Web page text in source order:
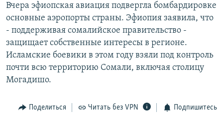
СИБИРЬ.РЕАЛИИ
РАСПИСАНИЕ ВЕЩАНИЯ
ПОДПИШИТЕСЬ НА РАССЫЛКУ
СОЦИАЛЬНЫЕ СЕТИ
Вчера эфиопская авиация подвергла бомбардировке
основные аэропорты страны. Эфиопия заявила, что
- поддерживая сомалийское правительство -
защищает собственные интересы в регионе.
Исламские боевики в этом году взяли под контроль
почти всю территорию Сомали, включая столицу
Могадишо.
Поделиться Читать без VPN Подпишитесь